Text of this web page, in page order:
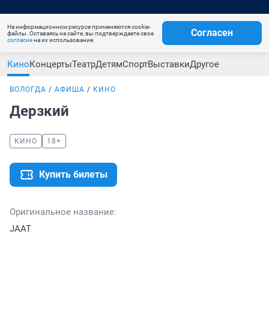
На информационном ресурсе применяются cookie-
файлы. Оставаясь на сайте, вы подтверждаете свое
согласиена их использование.
Согласен
КиноКонцертыТеатрДетямСпортВыставкиДругое
ВОЛОГДА АФИША КИНО
Дерзкий
КИНО 18+
Купить билеты
Оригинальное название:
JAAT